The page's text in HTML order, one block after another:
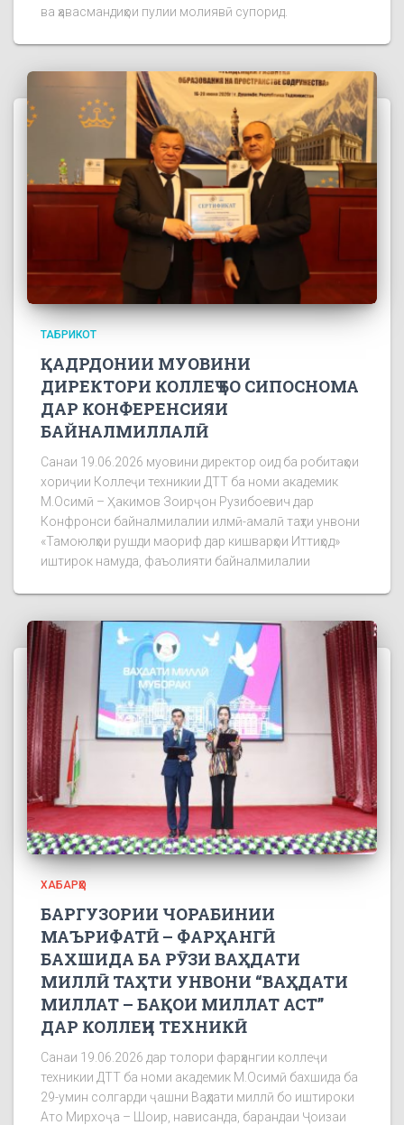
ва ҳавасмандиҳои пулии молиявӣ супорид.
ТАБРИКОТ
ҚАДРДОНИИ МУОВИНИ
ДИРЕКТОРИ КОЛЛЕҶ БО СИПОСНОМА
ДАР КОНФЕРЕНСИЯИ
БАЙНАЛМИЛЛАЛӢ
Санаи 19.06.2026 муовини директор оид ба робитаҳои
хориҷии Коллеҷи техникии ДТТ ба номи академик
М.Осимӣ – Ҳакимов Зоирҷон Рузибоевич дар
Конфронси байналмилалии илмӣ-амалӣ таҳти унвони
«Тамоюлҳои рушди маориф дар кишварҳои Иттиҳод»
иштирок намуда, фаъолияти байналмилалии
ХАБАРҲО
БАРГУЗОРИИ ЧОРАБИНИИ
МАЪРИФАТӢ – ФАРҲАНГӢ
БАХШИДА БА РӮЗИ ВАҲДАТИ
МИЛЛӢ ТАҲТИ УНВОНИ “ВАҲДАТИ
МИЛЛАТ – БАҚОИ МИЛЛАТ АСТ”
ДАР КОЛЛЕҶИ ТЕХНИКӢ
Санаи 19.06.2026 дар толори фарҳангии коллеҷи
техникии ДТТ ба номи академик М.Осимӣ бахшида ба
29-умин солгарди ҷашни Ваҳдати миллӣ бо иштироки
Ато Мирхоҷа – Шоир, нависанда, барандаи Ҷоизаи